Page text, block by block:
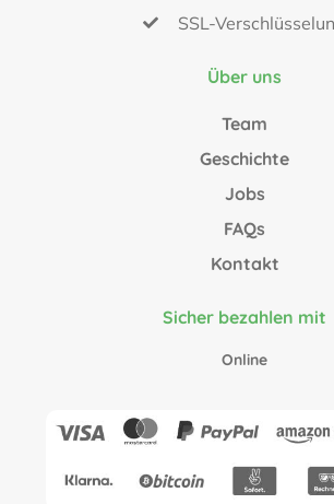
SSL-
Über uns
Team
Geschichte
Jobs
FAQs
Kontakt
Sicher bezahlen mit
Online